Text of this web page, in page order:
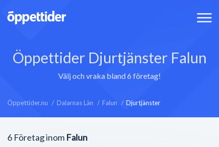
Öppettider Djurtjänster Falun
Välj och vraka bland 6 företag!
Öppettider.nu Dalarnas Län Falun Djurtjänster
6 Företag inom Falun